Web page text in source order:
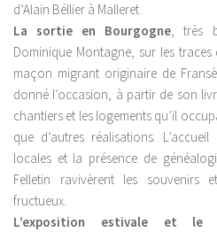
d’Alain Béllier à Malleret.
La sortie en Bourgogne, très
Dominique Montagne, sur les
maçon migrant originaire de
donné l’occasion, à partir de son
chantiers et les logements qu’il
que d’autres réalisations.
locales et la présence de
Felletin ravivèrent les souvenirs
fructueux.
L’exposition estivale et le